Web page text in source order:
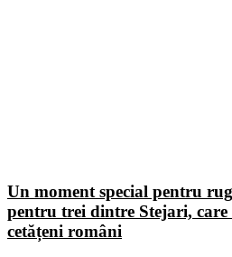
Un moment special pentru
pentru trei dintre Stejari, care
cetățeni români